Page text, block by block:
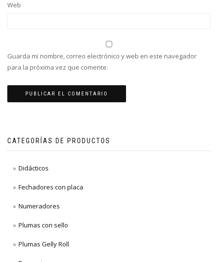
Web
Guarda mi nombre, correo electrónico y web en este navegador
para la próxima vez que comente.
CATEGORÍAS DE PRODUCTOS
Didácticos
Fechadores con placa
Numeradores
Plumas con sello
Plumas Gelly Roll